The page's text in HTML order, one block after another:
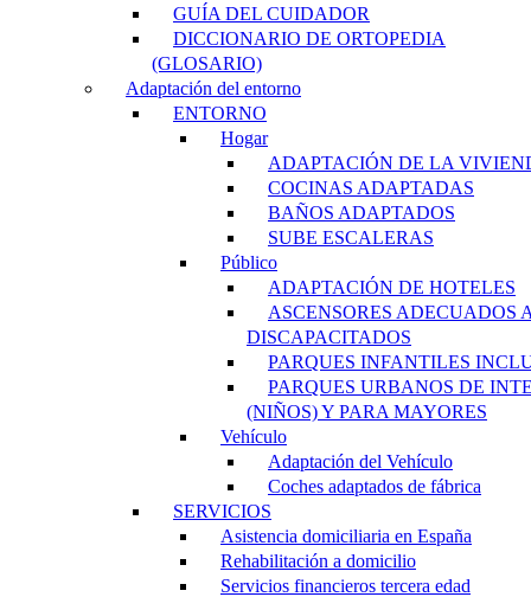
GUÍA DEL CUIDADOR
DICCIONARIO DE ORTOPEDIA
(GLOSARIO)
Adaptación del entorno
ENTORNO
Hogar
ADAPTACIÓN DE LA
COCINAS ADAPTADAS
BAÑOS ADAPTADOS
SUBE ESCALERAS
Público
ADAPTACIÓN DE HOTELES
ASCENSORES ADECUADOS
DISCAPACITADOS
PARQUES INFANTILES
PARQUES URBANOS DE
(NIÑOS) Y PARA MAYORES
Vehículo
Adaptación del Vehículo
Coches adaptados de fábrica
SERVICIOS
Asistencia domiciliaria en España
Rehabilitación a domicilio
Servicios financieros tercera edad